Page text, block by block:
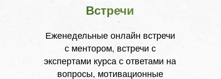
Встречи
Еженедельные онлайн встречи
с ментором, встречи с
экспертами курса с ответами на
вопросы, мотивационные